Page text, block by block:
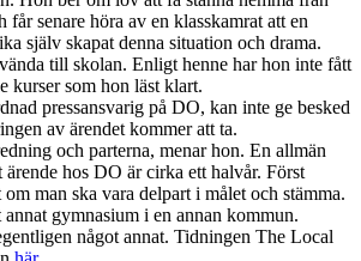
får senare höra av en klasskamrat att en
själv skapat denna situation och drama.
till skolan. Enligt henne har hon inte fått
kurser som hon läst klart.
pressansvarig på DO, kan inte ge besked
av ärendet kommer att ta.
och parterna, menar hon. En allmän
ärende hos DO är cirka ett halvår. Först
man ska vara delpart i målet och stämma.
gymnasium i en annan kommun.
något annat. Tidningen The Local